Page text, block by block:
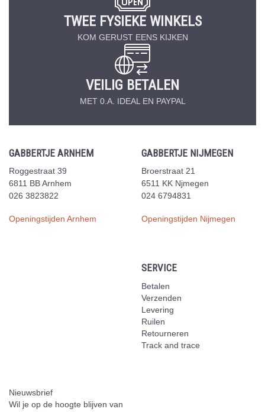
TWEE FYSIEKE WINKELS
KOM GERUST EENS KIJKEN
VEILIG BETALEN
MET 0.A. IDEAL EN PAYPAL
GABBERTJE ARNHEM
Roggestraat 39
6811 BB Arnhem
026 3823822
Openingstijden Arnhem
GABBERTJE NIJMEGEN
Broerstraat 21
6511 KK Njmegen
024 6794831
Openingstijden Nijmegen
SERVICE
Betalen
Verzenden
Levering
Ruilen
Retourneren
Track and trace
Nieuwsbrief
Wil je op de hoogte blijven van